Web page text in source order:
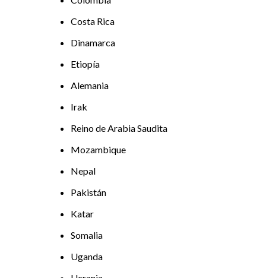
Costa Rica
Dinamarca
Etiopía
Alemania
Irak
Reino de Arabia Saudita
Mozambique
Nepal
Pakistán
Katar
Somalia
Uganda